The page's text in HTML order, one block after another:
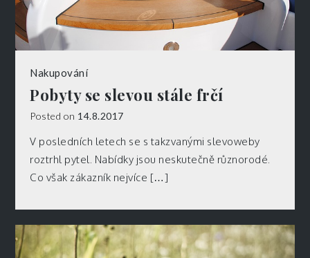
Nakupování
Pobyty se slevou stále frčí
Posted on 14.8.2017
V posledních letech se s takzvanými slevoweby
roztrhl pytel. Nabídky jsou neskutečně různorodé.
Co však zákazník nejvíce […]